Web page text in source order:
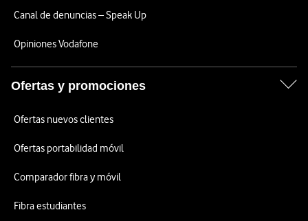
Canal de denuncias – Speak Up
Opiniones Vodafone
Ofertas y promociones
Ofertas nuevos clientes
Ofertas portabilidad móvil
Comparador fibra y móvil
Fibra estudiantes